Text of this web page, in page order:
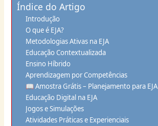
Índice do Artigo
Introdução
O que é EJA?
Metodologias Ativas na EJA
Educação Contextualizada
Ensino Híbrido
Aprendizagem por Competências
📖 Amostra Grátis – Planejamento para EJA
Educação Digital na EJA
Jogos e Simulações
Atividades Práticas e Experienciais